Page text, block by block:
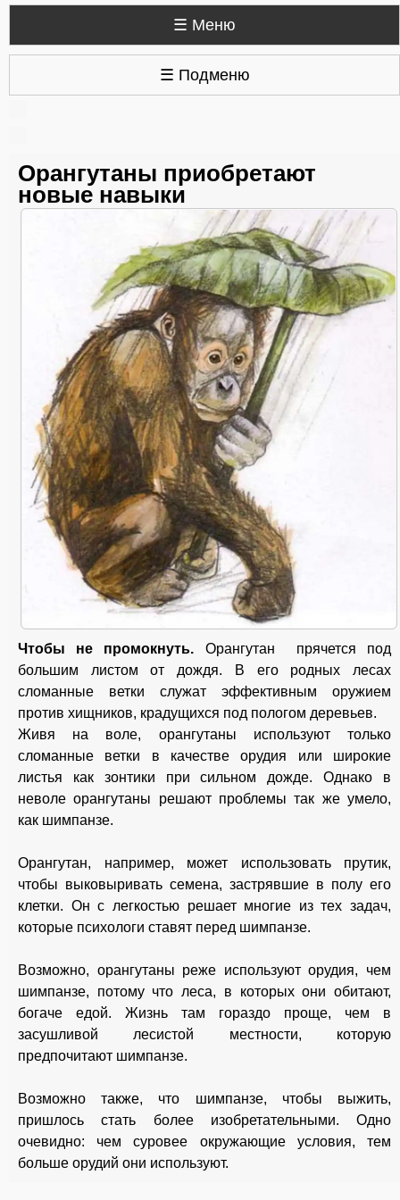
☰ Меню
☰ Подменю
Орангутаны приобретают
новые навыки
Чтобы не промокнуть. Орангутан прячется под
большим листом от дождя. В его родных лесах
сломанные ветки служат эффективным оружием
против хищников, крадущихся под пологом деревьев.
Живя на воле, орангутаны используют только
сломанные ветки в качестве орудия или широкие
листья как зонтики при сильном дожде. Однако в
неволе орангутаны решают проблемы так же умело,
как шимпанзе.
Орангутан, например, может использовать прутик,
чтобы выковыривать семена, застрявшие в полу его
клетки. Он с легкостью решает многие из тех задач,
которые психологи ставят перед шимпанзе.
Возможно, орангутаны реже используют орудия, чем
шимпанзе, потому что леса, в которых они обитают,
богаче едой. Жизнь там гораздо проще, чем в
засушливой лесистой местности, которую
предпочитают шимпанзе.
Возможно также, что шимпанзе, чтобы выжить,
пришлось стать более изобретательными. Одно
очевидно: чем суровее окружающие условия, тем
больше орудий они используют.